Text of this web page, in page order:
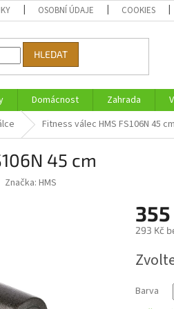
OSOBNÍ ÚDAJE COOKIES
HLEDAT
Domácnost Zahrada
Fitness válec HMS FS106N 45 cm
45 cm
Značka: HMS
355
293 Kč
cena:
Barva